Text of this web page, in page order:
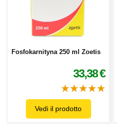
Fosfokarnityna 250 ml Zoetis
33,38 €
Vedi il prodotto